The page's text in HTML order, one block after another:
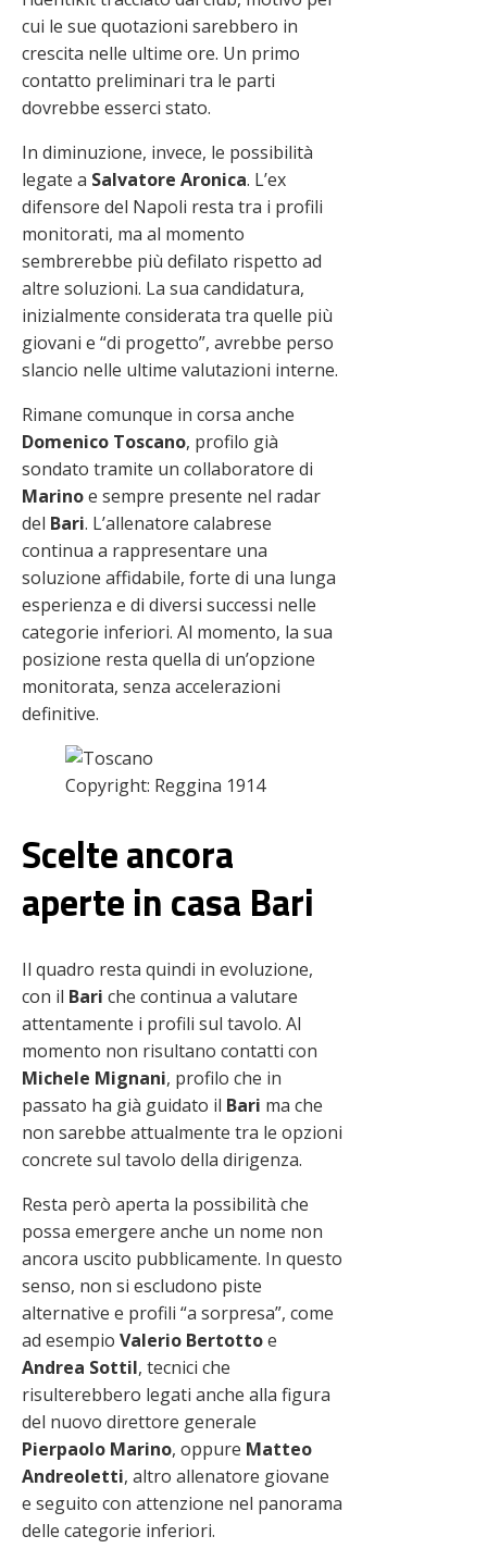
cui le sue quotazioni sarebbero in
crescita nelle ultime ore. Un primo
contatto preliminari tra le parti
dovrebbe esserci stato.
In diminuzione, invece, le possibilità
legate a Salvatore Aronica. L’ex
difensore del Napoli resta tra i profili
monitorati, ma al momento
sembrerebbe più defilato rispetto ad
altre soluzioni. La sua candidatura,
inizialmente considerata tra quelle più
giovani e “di progetto”, avrebbe perso
slancio nelle ultime valutazioni interne.
Rimane comunque in corsa anche
Domenico Toscano, profilo già
sondato tramite un collaboratore di
Marinoe sempre presente nel radar
del Bari. L’allenatore calabrese
continua a rappresentare una
soluzione affidabile, forte di una lunga
esperienza e di diversi successi nelle
categorie inferiori. Al momento, la sua
posizione resta quella di un’opzione
monitorata, senza accelerazioni
definitive.
Copyright: Reggina 1914
Scelte ancora
aperte in casa Bari
Il quadro resta quindi in evoluzione,
con il Bari che continua a valutare
attentamente i profili sul tavolo. Al
momento non risultano contatti con
Michele Mignani, profilo che in
passato ha già guidato il Bari ma che
non sarebbe attualmente tra le opzioni
concrete sul tavolo della dirigenza.
Resta però aperta la possibilità che
possa emergere anche un nome non
ancora uscito pubblicamente. In questo
senso, non si escludono piste
alternative e profili “a sorpresa”, come
ad esempio Valerio Bertottoe
Andrea Sottil, tecnici che
risulterebbero legati anche alla figura
del nuovo direttore generale
Pierpaolo Marino, oppure Matteo
Andreoletti, altro allenatore giovane
e seguito con attenzione nel panorama
delle categorie inferiori.